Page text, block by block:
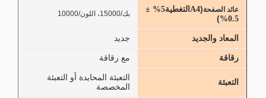
عائد الصفحة(
A4 التغطية 5% ±
0.5%
) بك/15000، اللون/10000
المعاد والجديد جديد
رقاقة مع رقاقة
التعبئة
التعبئة المحايدة أو التعبئة
المخصصة